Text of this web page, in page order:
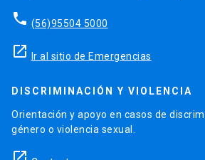
phone (56)95504 5000
launch Ir al sitio de Emergencias
DISCRIMINACIÓN Y VIOLENCIA
Orientación y apoyo en casos de
género o violencia sexual.